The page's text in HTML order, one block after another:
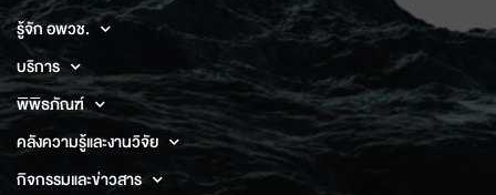
รู้จัก อพวช.
บริการ
พิพิธภัณฑ์
คลังความรู้และงานวิจัย
กิจกรรมและข่าวสาร